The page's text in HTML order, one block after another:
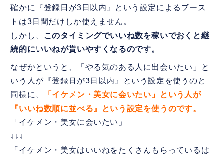
確かに『登録日が3日以内』という設定によるブース
トは3日間だけしか使えません。
しかし、
このタイミングでいいね数を稼いでおくと継
続的にいいねが貰いやすくなるのです。
なぜかというと、「やる気のある人に出会いたい」と
いう人が『登録日が3日以内』という設定を使うのと
同様に、
「イケメン・美女に会いたい」という人が
『いいね数順に並べる』という設定を使うのです。
「イケメン・美女に会いたい」
↓↓↓
「イケメン・美女はいいねをたくさんもらっているは